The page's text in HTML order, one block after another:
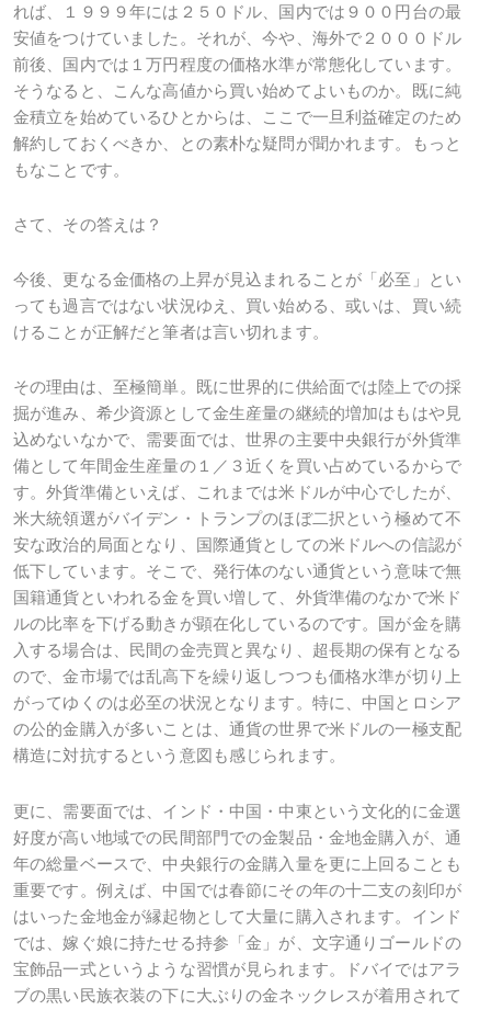
れば、１９９９年には２５０ドル、国内では９００円台の最
安値をつけていました。それが、今や、海外で２０００ドル
前後、国内では１万円程度の価格水準が常態化しています。
そうなると、こんな高値から買い始めてよいものか。既に純
金積立を始めているひとからは、ここで一旦利益確定のため
解約しておくべきか、との素朴な疑問が聞かれます。もっと
もなことです。
さて、その答えは？
今後、更なる金価格の上昇が見込まれることが「必至」とい
っても過言ではない状況ゆえ、買い始める、或いは、買い続
けることが正解だと筆者は言い切れます。
その理由は、至極簡単。既に世界的に供給面では陸上での採
掘が進み、希少資源として金生産量の継続的増加はもはや見
込めないなかで、需要面では、世界の主要中央銀行が外貨準
備として年間金生産量の１／３近くを買い占めているからで
す。外貨準備といえば、これまでは米ドルが中心でしたが、
米大統領選がバイデン・トランプのほぼ二択という極めて不
安な政治的局面となり、国際通貨としての米ドルへの信認が
低下しています。そこで、発行体のない通貨という意味で無
国籍通貨といわれる金を買い増して、外貨準備のなかで米ド
ルの比率を下げる動きが顕在化しているのです。国が金を購
入する場合は、民間の金売買と異なり、超長期の保有となる
ので、金市場では乱高下を繰り返しつつも価格水準が切り上
がってゆくのは必至の状況となります。特に、中国とロシア
の公的金購入が多いことは、通貨の世界で米ドルの一極支配
構造に対抗するという意図も感じられます。
更に、需要面では、インド・中国・中東という文化的に金選
好度が高い地域での民間部門での金製品・金地金購入が、通
年の総量ベースで、中央銀行の金購入量を更に上回ることも
重要です。例えば、中国では春節にその年の十二支の刻印が
はいった金地金が縁起物として大量に購入されます。インド
では、嫁ぐ娘に持たせる持参「金」が、文字通りゴールドの
宝飾品一式というような習慣が見られます。ドバイではアラ
ブの黒い民族衣装の下に大ぶりの金ネックレスが着用されて